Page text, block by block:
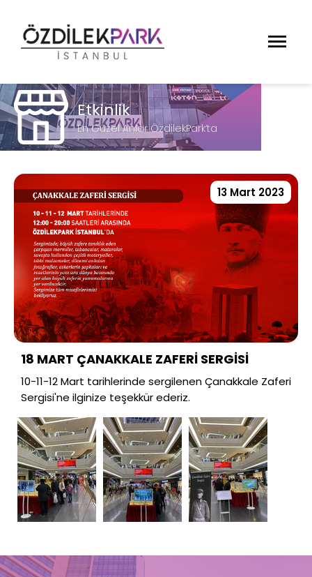
Etkinlik
En Güzel Anlar ÖzdilekPark’ta
13 Mart 2023
18 MART ÇANAKKALE ZAFERİ SERGİSİ
10-11-12 Mart tarihlerinde sergilenen Çanakkale Zaferi
Sergisi'ne ilginize teşekkür ederiz.